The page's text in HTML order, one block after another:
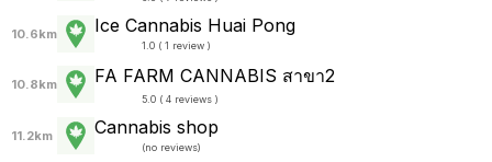
10.6km Ice Cannabis Huai Pong
1.0 ( 1 review )
10.8km FA FARM CANNABIS สาขา2
5.0 ( 4 reviews )
11.2km Cannabis shop
(no reviews)